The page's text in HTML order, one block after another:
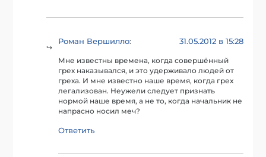
Роман Вершилло: 31.05.2012 в 15:28
Мне известны времена, когда совершённый
грех наказывался, и это удерживало людей от
греха. И мне известно наше время, когда грех
легализован. Неужели следует признать
нормой наше время, а не то, когда начальник не
напрасно носил меч?
Ответить